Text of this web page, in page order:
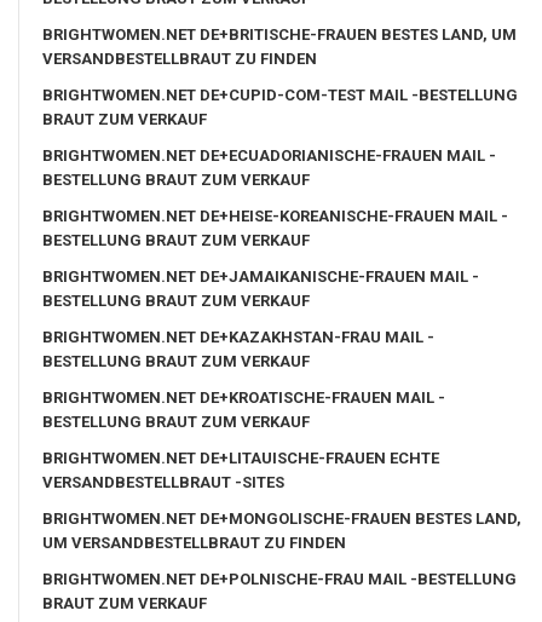
BRIGHTWOMEN.NET DE+BRITISCHE-FRAUEN BESTES LAND, UM
VERSANDBESTELLBRAUT ZU FINDEN
BRIGHTWOMEN.NET DE+CUPID-COM-TEST MAIL -BESTELLUNG
BRAUT ZUM VERKAUF
BRIGHTWOMEN.NET DE+ECUADORIANISCHE-FRAUEN MAIL -
BESTELLUNG BRAUT ZUM VERKAUF
BRIGHTWOMEN.NET DE+HEISE-KOREANISCHE-FRAUEN MAIL -
BESTELLUNG BRAUT ZUM VERKAUF
BRIGHTWOMEN.NET DE+JAMAIKANISCHE-FRAUEN MAIL -
BESTELLUNG BRAUT ZUM VERKAUF
BRIGHTWOMEN.NET DE+KAZAKHSTAN-FRAU MAIL -
BESTELLUNG BRAUT ZUM VERKAUF
BRIGHTWOMEN.NET DE+KROATISCHE-FRAUEN MAIL -
BESTELLUNG BRAUT ZUM VERKAUF
BRIGHTWOMEN.NET DE+LITAUISCHE-FRAUEN ECHTE
VERSANDBESTELLBRAUT -SITES
BRIGHTWOMEN.NET DE+MONGOLISCHE-FRAUEN BESTES LAND,
UM VERSANDBESTELLBRAUT ZU FINDEN
BRIGHTWOMEN.NET DE+POLNISCHE-FRAU MAIL -BESTELLUNG
BRAUT ZUM VERKAUF